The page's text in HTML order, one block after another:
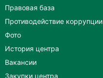
Правовая база
Противодействие коррупции
Фото
История центра
Вакансии
Закупки центра